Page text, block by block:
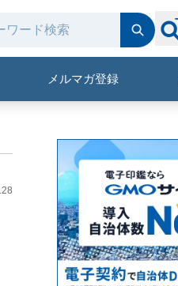
メルマガ登録